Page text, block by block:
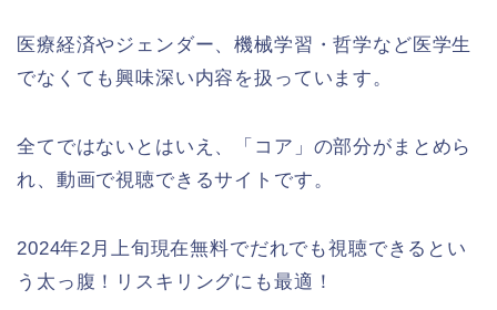
医療経済やジェンダー、機械学習・哲学など医学生
でなくても興味深い内容を扱っています。
全てではないとはいえ、「コア」の部分がまとめら
れ、動画で視聴できるサイトです。
2024年2月上旬現在無料でだれでも視聴できるとい
う太っ腹！リスキリングにも最適！